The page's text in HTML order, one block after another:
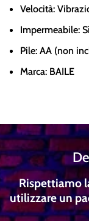
Velocità:
Impermeabile:
Pile: AA (non
Marca: BAILE
Rispettiamo
utilizzare un